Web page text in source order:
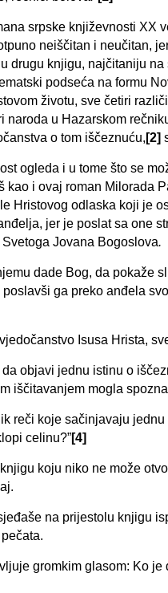
srpske književnosti XX
neiščitan i neučitan,
drugu knjigu, najčitaniju na
podseća na formu
životu, sve četiri
naroda u Hazarskom
o tom iščeznuću,[2]
ogleda i u tome što se
kao i ovaj roman Milorada
Hristovog odlaska koji je
jer je poslat sa one
Jovana Bogoslova.
dade Bog, da pokaže
ga preko anđela
Isusa Hrista,
objavi jednu istinu o
iščitavanjem mogla
reči koje sačinjavaju
celinu?”[4]
koju niko ne može
na prijestolu knjigu
gromkim glasom: Ko je